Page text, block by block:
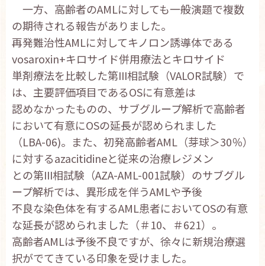
一方、高齢者のAMLに対しても一般演題で複数
の期待される報告がありました。
再発難治性AMLに対してキノロン誘導体である
vosaroxin+キロサイド併用療法とキロサイド
単剤療法を比較した第III相試験（VALOR試験）で
は、主要評価項目であるOSに有意差は
認めなかったものの、サブグループ解析で高齢者
において有意にOSの延長が認められました
（LBA-06)。また、初発高齢者AML（芽球＞30％）
に対するazacitidineと従来の治療レジメン
との第III相試験（AZA-AML-001試験）のサブグル
ープ解析では、異形成を伴うAMLや予後
不良な染色体を有するAML患者においてOSの有意
な延長が認められました（＃10、＃621）。
高齢者AMLは予後不良ですが、徐々に新規治療選
択がでてきている印象を受けました。